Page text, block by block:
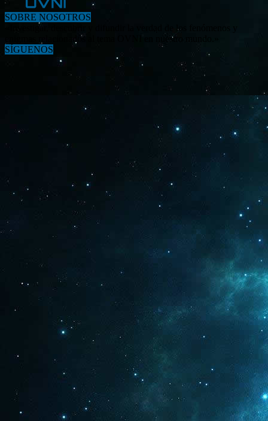
SOBRE NOSOTROS
«Investigar, descubrir y difundir la verdad de los fenómenos y
enigmas relacionados al tema OVNI en nuestro mundo.»
SÍGUENOS